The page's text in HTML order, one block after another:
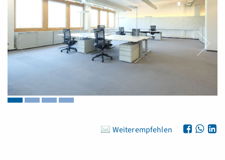
Weiterempfehlen